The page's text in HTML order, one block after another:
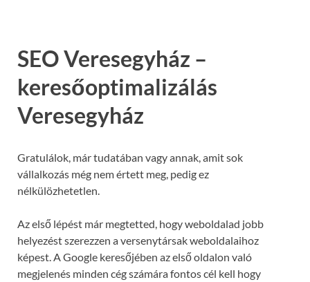
SEO Veresegyház –
keresőoptimalizálás
Veresegyház
Gratulálok, már tudatában vagy annak, amit sok
vállalkozás még nem értett meg, pedig ez
nélkülözhetetlen.
Az első lépést már megtetted, hogy weboldalad jobb
helyezést szerezzen a versenytársak weboldalaihoz
képest. A Google keresőjében az első oldalon való
megjelenés minden cég számára fontos cél kell hogy